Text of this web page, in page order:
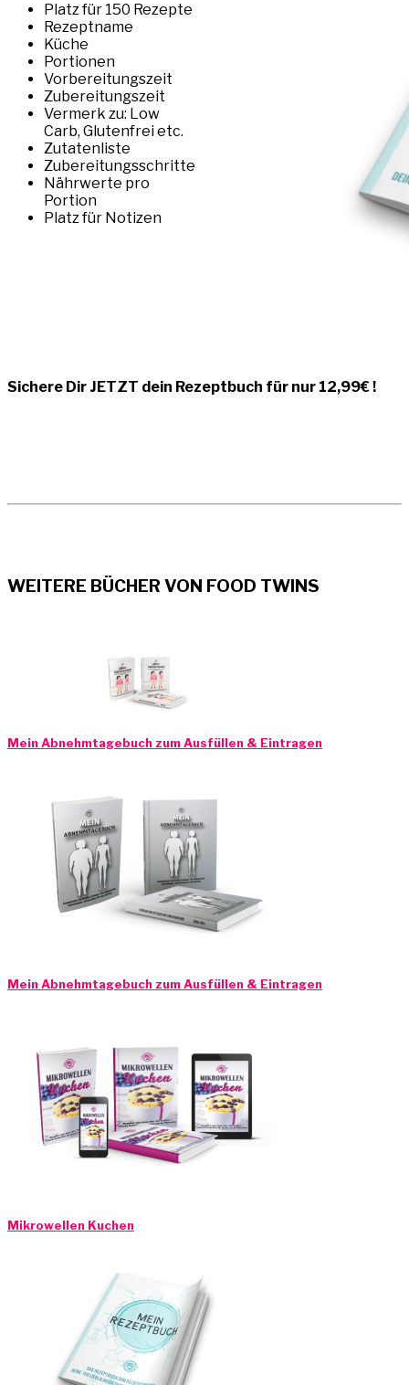
Platz für 150 Rezepte
Rezeptname
Küche
Portionen
Vorbereitungszeit
Zubereitungszeit
Vermerk zu: Low
Carb, Glutenfrei etc.
Zutatenliste
Zubereitungsschritte
Nährwerte pro
Portion
Platz für Notizen
Sichere Dir JETZT dein Rezeptbuch für nur 12,99€ !
WEITERE BÜCHER VON FOOD TWINS
Mein Abnehmtagebuch zum Ausfüllen & Eintragen
Mein Abnehmtagebuch zum Ausfüllen & Eintragen
Mikrowellen Kuchen